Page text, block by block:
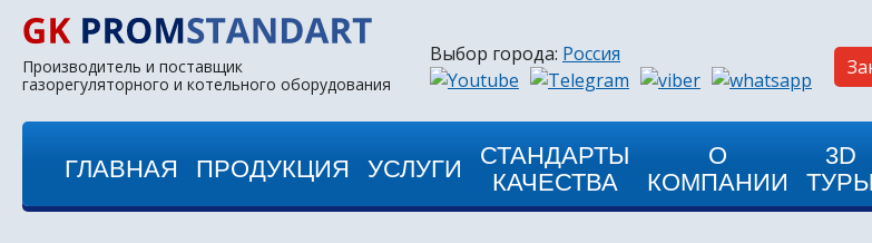
Производитель и поставщик
газорегуляторного и котельного оборудования
Выбор города: Россия
ГЛАВНАЯ ПРОДУКЦИЯ УСЛУГИ
СТАНДАРТЫ
КАЧЕСТВА
О
КОМПАНИИ
3D
ТУРЫ